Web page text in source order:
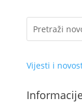
Vijesti i